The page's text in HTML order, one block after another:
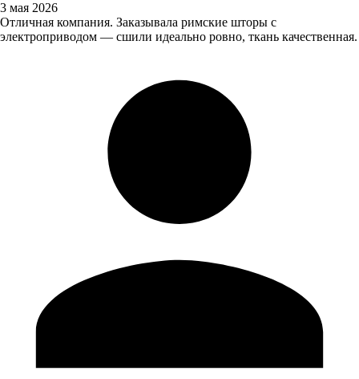
3 мая 2026
Отличная компания. Заказывала римские шторы с
электроприводом — сшили идеально ровно, ткань качественная.